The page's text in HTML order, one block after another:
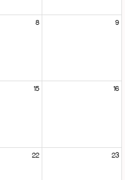
8 9
15 16
22 23